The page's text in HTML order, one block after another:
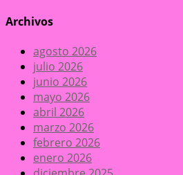
Archivos
agosto 2026
julio 2026
junio 2026
mayo 2026
abril 2026
marzo 2026
febrero 2026
enero 2026